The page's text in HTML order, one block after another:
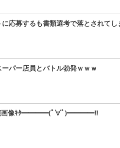
応募するも書類選考で落とされてし
パー店員とバトル勃発ｗｗｗ
演画像ｷﾀ━━━━(ﾟ∀ﾟ)━━━━!!